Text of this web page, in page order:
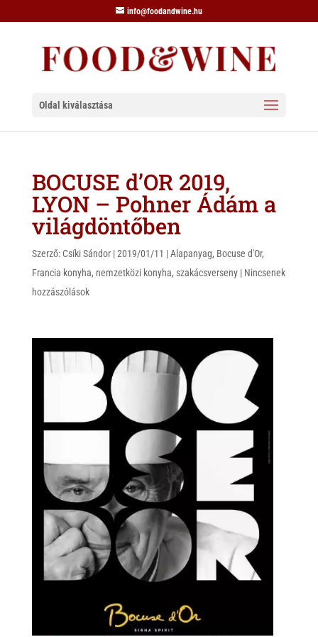
info@foodandwine.hu
Oldal kiválasztása
BOCUSE d’OR 2019,
LYON – Pohner Ádám a
világdöntőben
Szerző: Csíki Sándor|2019/01/11 |Alapanyag, Bocuse d'Or,
Francia konyha, nemzetközi konyha, szakácsverseny| Nincsenek
hozzászólások